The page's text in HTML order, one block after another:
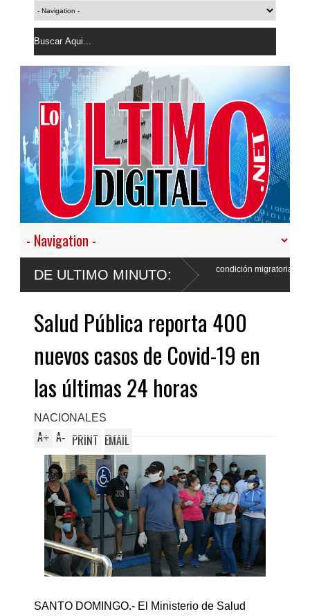
DE ULTIMO MINUTO:
Gobierno deportó 7,237 extranjeros en condición migratoria irregular
semana
Salud Pública reporta 400
nuevos casos de Covid-19 en
las últimas 24 horas
NACIONALES
A+ A- PRINT EMAIL
SANTO DOMINGO.- El Ministerio de Salud